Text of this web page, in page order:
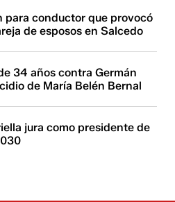
para conductor que provocó
de esposos en Salcedo
34 años contra Germán
de María Belén Bernal
jura como presidente de